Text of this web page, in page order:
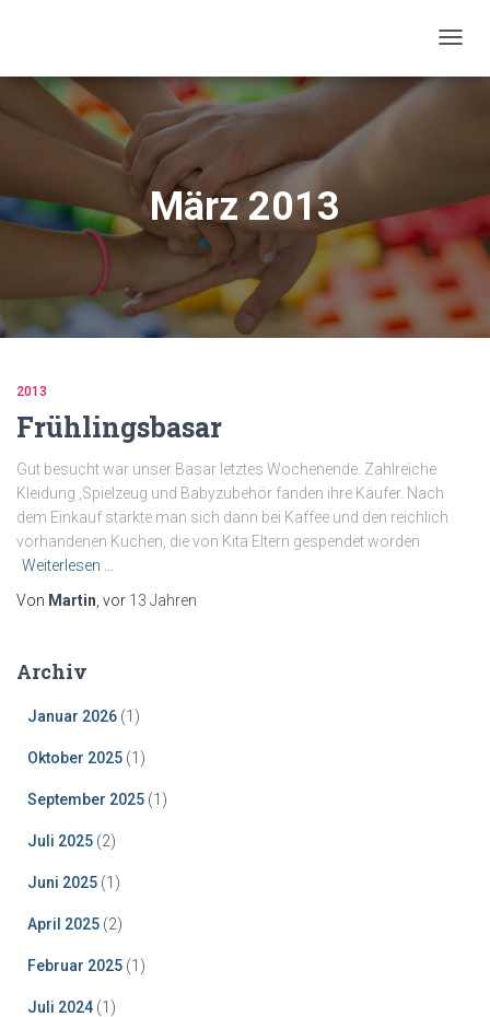
März 2013
2013
Frühlingsbasar
Gut besucht war unser Basar letztes Wochenende. Zahlreiche
Kleidung ,Spielzeug und Babyzubehör fanden ihre Käufer. Nach
dem Einkauf stärkte man sich dann bei Kaffee und den reichlich
vorhandenen Kuchen, die von Kita Eltern gespendet worden
Weiterlesen …
Von Martin , vor 13 Jahren
Archiv
Januar 2026 (1)
Oktober 2025 (1)
September 2025 (1)
Juli 2025 (2)
Juni 2025 (1)
April 2025 (2)
Februar 2025 (1)
Juli 2024 (1)